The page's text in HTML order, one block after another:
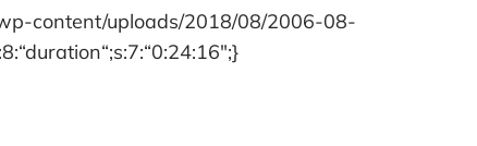
content/uploads/2018/08/2006-08-